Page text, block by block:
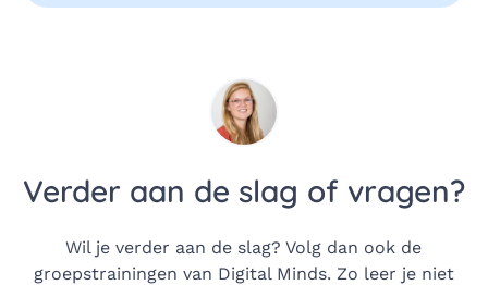
Verder aan de slag of vragen?
Wil je verder aan de slag? Volg dan ook de
groepstrainingen van Digital Minds. Zo leer je niet